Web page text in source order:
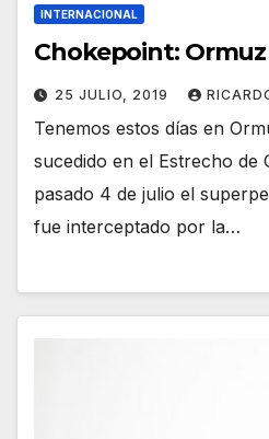
INTERNACIONAL
Chokepoint: Ormuz
25 JULIO, 2019
Tenemos estos días en
sucedido en el Estrecho de
pasado 4 de julio el
fue interceptado por la…